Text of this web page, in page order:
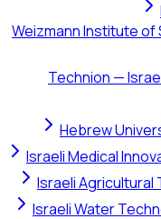
Weizmann Institute of
Technion —
Hebrew
Israeli Medical
Israeli Agricultural
Israeli Water